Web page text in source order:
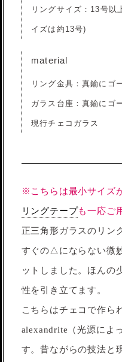
リングサイズ：13号以
イズは約13号)
material
リング金具：真鍮にゴ
ガラス台座：真鍮にゴ
現行チェコガラス
※こちらは最小サイズ
リングテープも一応ご
正三角形ガラスのリン
すぐの△にならない微
ットしました。ほんの
性を引き立てます。
こちらはチェコで作ら
alexandrite（光源によ
す。昔ながらの技法と